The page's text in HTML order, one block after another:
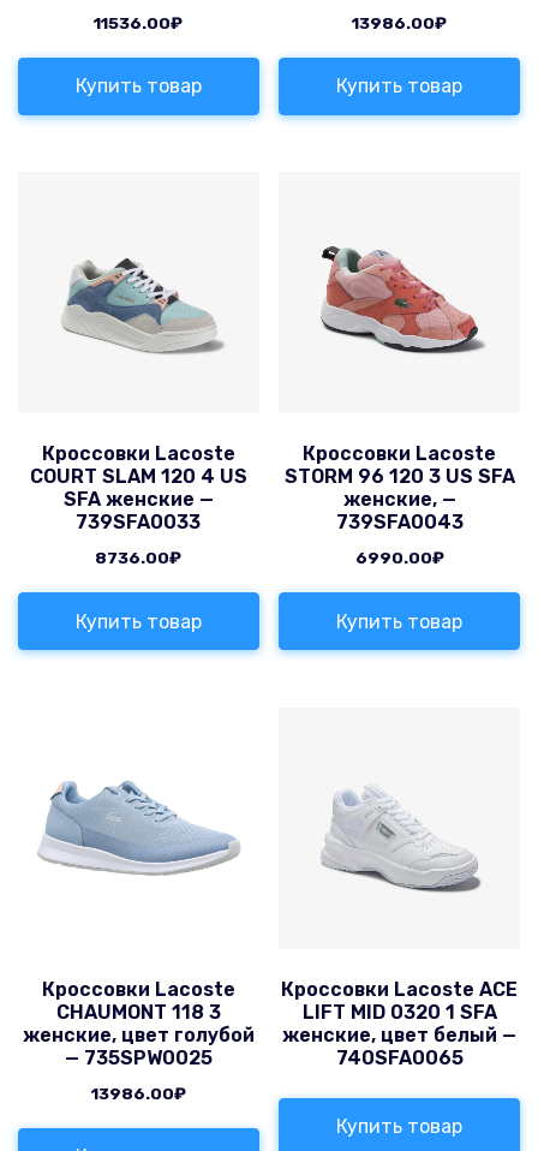
11536.00₽
Купить товар
13986.00₽
Купить товар
Кроссовки Lacoste
COURT SLAM 120 4 US
SFA женские —
739SFA0033
8736.00₽
Купить товар
Кроссовки Lacoste
STORM 96 120 3 US SFA
женские, —
739SFA0043
6990.00₽
Купить товар
Кроссовки Lacoste
CHAUMONT 118 3
женские, цвет голубой
— 735SPW0025
13986.00₽
Кроссовки Lacoste ACE
LIFT MID 0320 1 SFA
женские, цвет белый —
740SFA0065
Купить товар